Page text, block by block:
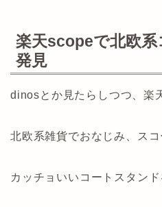
楽天scopeで北欧
発見
dinosとか見たらしつつ、楽
北欧系雑貨でおなじみ、スコ
カッチョいいコートスタンド